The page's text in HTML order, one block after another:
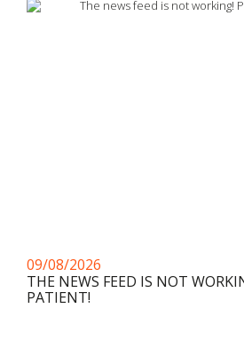
09/08/2026
THE NEWS FEED IS NOT
PATIENT!